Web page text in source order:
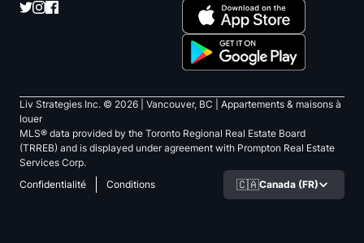
Liv Strategies Inc. © 2026 | Vancouver, BC |
Appartements & maisons à
louer
MLS® data provided by the Toronto Regional Real Estate Board
(TRREB) and is displayed under agreement with Prompton Real Estate
Services Corp.
Confidentialité
Conditions 🇨🇦Canada (FR)